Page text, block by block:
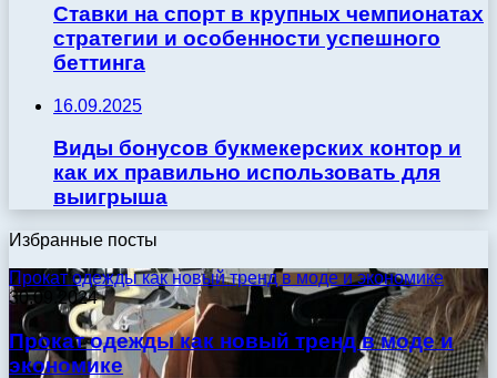
Ставки на спорт в крупных чемпионатах
стратегии и особенности успешного
беттинга
16.09.2025
Виды бонусов букмекерских контор и
как их правильно использовать для
выигрыша
Избранные посты
Прокат одежды как новый тренд в моде и экономике
30.09.2024
Прокат одежды как новый тренд в моде и
экономике